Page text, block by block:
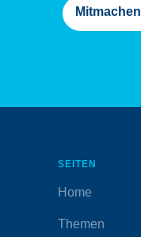
Mitmachen
SEITEN
Home
Themen